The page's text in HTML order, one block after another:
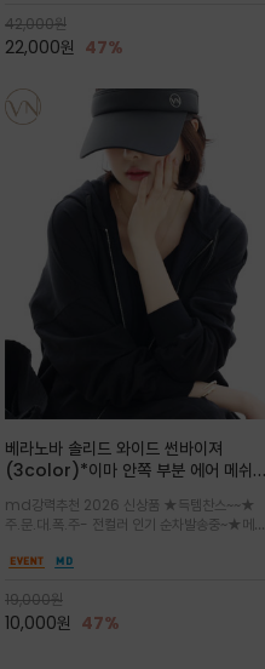
용성을 모두 갖춘 아이템
42,000원
22,000원 47%
베라노바 솔리드 와이드 썬바이져
(3color)*이마 안쪽 부분 에어 메쉬
노바 심볼 전사 인쇄(Transfer
Printing)뒷밴딩으로 사이즈 조절이 가
능해 누구나 안정적으로 착용
md강력추천 2026 신상품 ★득템찬스~~★
주.문.대.폭.주- 전컬러 인기 순차발송중~★메쉬
일 보송보송한 스킨케어 핏(Skin-care fit)을
프,여행까지~~
19,000원
10,000원 47%